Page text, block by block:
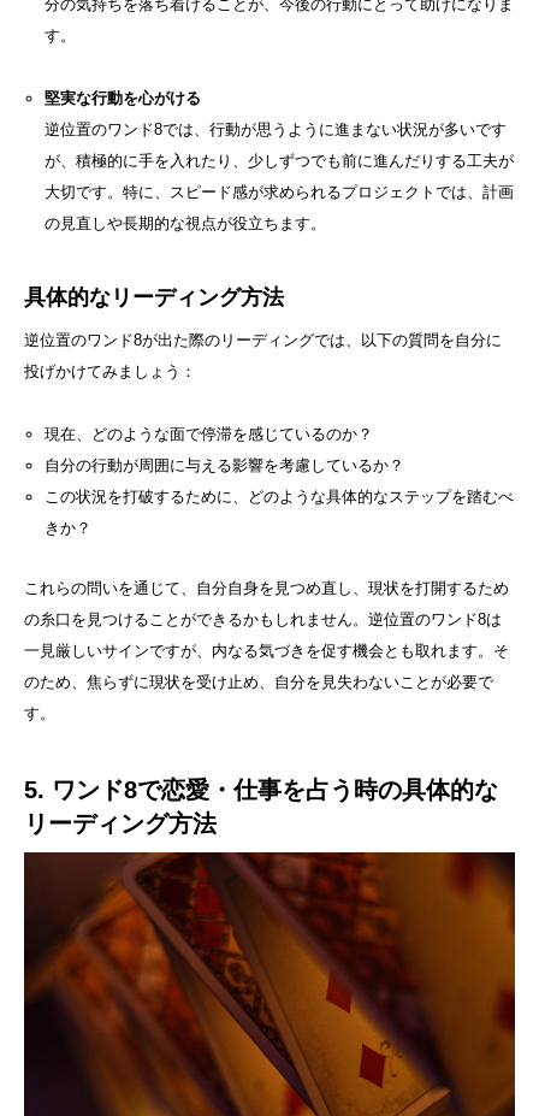
分の気持ちを落ち着けることが、今後の行動にとって助けになりま
す。
堅実な行動を心がける
逆位置のワンド8では、行動が思うように進まない状況が多いです
が、積極的に手を入れたり、少しずつでも前に進んだりする工夫が
大切です。特に、スピード感が求められるプロジェクトでは、計画
の見直しや長期的な視点が役立ちます。
具体的なリーディング方法
逆位置のワンド8が出た際のリーディングでは、以下の質問を自分に
投げかけてみましょう：
現在、どのような面で停滞を感じているのか？
自分の行動が周囲に与える影響を考慮しているか？
この状況を打破するために、どのような具体的なステップを踏むべ
きか？
これらの問いを通じて、自分自身を見つめ直し、現状を打開するため
の糸口を見つけることができるかもしれません。逆位置のワンド8は
一見厳しいサインですが、内なる気づきを促す機会とも取れます。そ
のため、焦らずに現状を受け止め、自分を見失わないことが必要で
す。
5. ワンド8で恋愛・仕事を占う時の具体的な
リーディング方法